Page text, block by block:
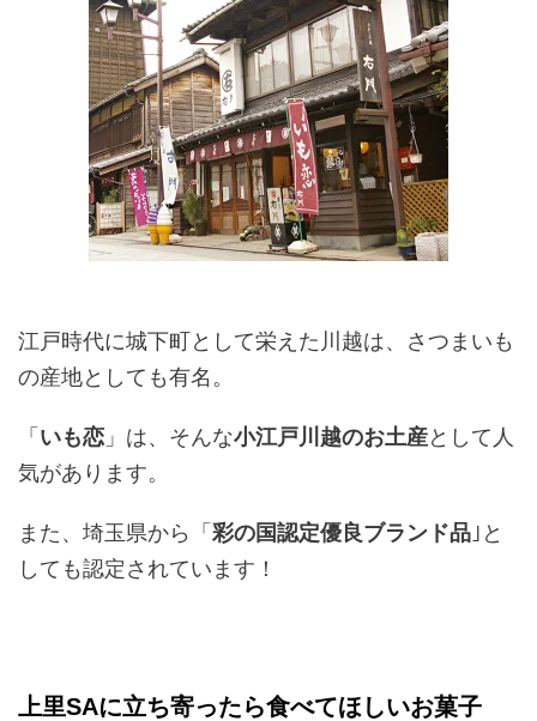
江戸時代に城下町として栄えた川越は、さつまいも
の産地としても有名。
「 いも恋 」は、そんな小江戸川越のお土産として人
気があります。
また、埼玉県から「 彩の国認定優良ブランド品 ｣と
しても認定されています！
上里SAに立ち寄ったら食べてほしいお菓子